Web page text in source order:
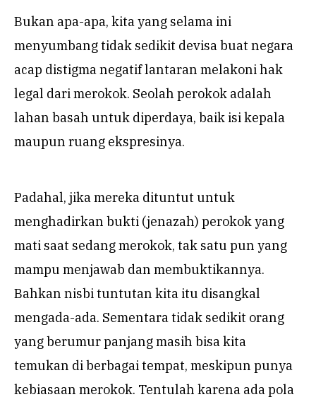
Bukan apa-apa, kita yang selama ini
menyumbang tidak sedikit devisa buat negara
acap distigma negatif lantaran melakoni hak
legal dari merokok. Seolah perokok adalah
lahan basah untuk diperdaya, baik isi kepala
maupun ruang ekspresinya.
Padahal, jika mereka dituntut untuk
menghadirkan bukti (jenazah) perokok yang
mati saat sedang merokok, tak satu pun yang
mampu menjawab dan membuktikannya.
Bahkan nisbi tuntutan kita itu disangkal
mengada-ada. Sementara tidak sedikit orang
yang berumur panjang masih bisa kita
temukan di berbagai tempat, meskipun punya
kebiasaan merokok. Tentulah karena ada pola